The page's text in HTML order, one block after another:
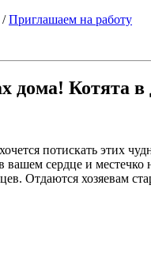
/Приглашаем на работу
дома! Котята в
потискать этих
сердце и
Отдаются хозяевам